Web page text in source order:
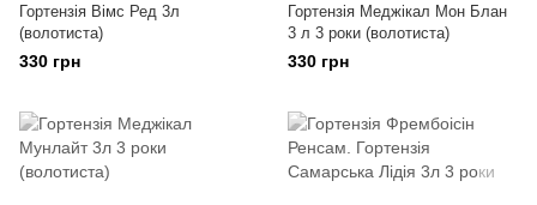
Гортензія Вімс Ред 3л
(волотиста)
330 грн
Гортензія Меджікал Мон Блан
3 л 3 роки (волотиста)
330 грн